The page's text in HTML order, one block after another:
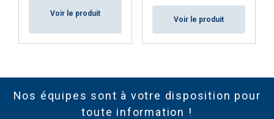
Voir le produit
Voir le produit
Nos équipes sont à votre disposition pour
toute information !